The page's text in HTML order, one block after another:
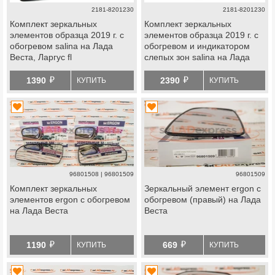
2181-8201230
Комплект зеркальных
элементов образца 2019 г. с
обогревом salina на Лада
Веста, Ларгус fl
1390 й КУПИТЬ
2181-8201230
Комплект зеркальных
элементов образца 2019 г. с
обогревом и индикатором
слепых зон salina на Лада
2390 й КУПИТЬ
96801508 | 96801509
Комплект зеркальных
элементов ergon с обогревом
на Лада Веста
1190 й КУПИТЬ
96801509
Зеркальный элемент ergon с
обогревом (правый) на Лада
Веста
669 й КУПИТЬ